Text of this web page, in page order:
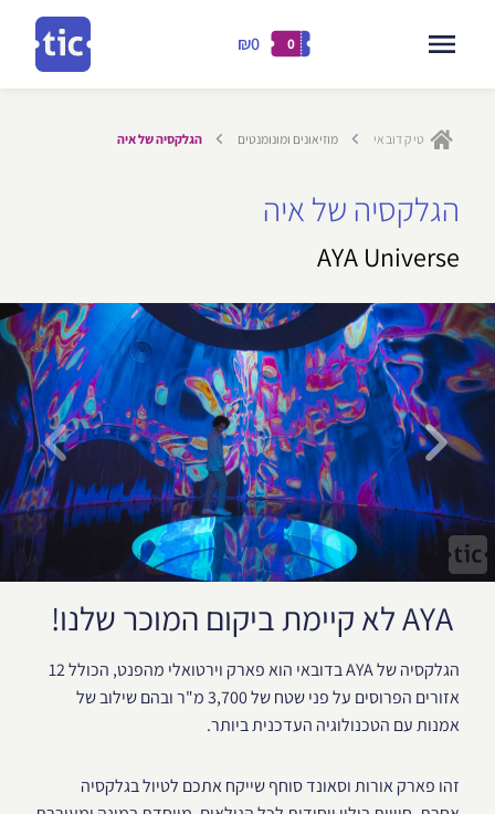
0
₪0
טיק דובאי מוזיאונים ומונומנטים הגלקסיה של איה
הגלקסיה של איה
AYA Universe
הגלקסיה של AYA בדובאי הוא פארק וירטואלי מהפנט, הכולל 12
אזורים הפרוסים על פני שטח של 3,700 מ"ר ובהם שילוב של
אמנות עם הטכנולוגיה העדכנית ביותר.
זהו פארק אורות וסאונד סוחף שייקח אתכם לטיול בגלקסיה